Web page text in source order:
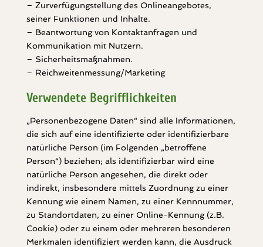
– Zurverfügungstellung des Onlineangebotes,
seiner Funktionen und Inhalte.
– Beantwortung von Kontaktanfragen und
Kommunikation mit Nutzern.
– Sicherheitsmaßnahmen.
– Reichweitenmessung/Marketing
Verwendete Begrifflichkeiten
„Personenbezogene Daten“ sind alle Informationen,
die sich auf eine identifizierte oder identifizierbare
natürliche Person (im Folgenden „betroffene
Person“) beziehen; als identifizierbar wird eine
natürliche Person angesehen, die direkt oder
indirekt, insbesondere mittels Zuordnung zu einer
Kennung wie einem Namen, zu einer Kennnummer,
zu Standortdaten, zu einer Online-Kennung (z.B.
Cookie) oder zu einem oder mehreren besonderen
Merkmalen identifiziert werden kann, die Ausdruck